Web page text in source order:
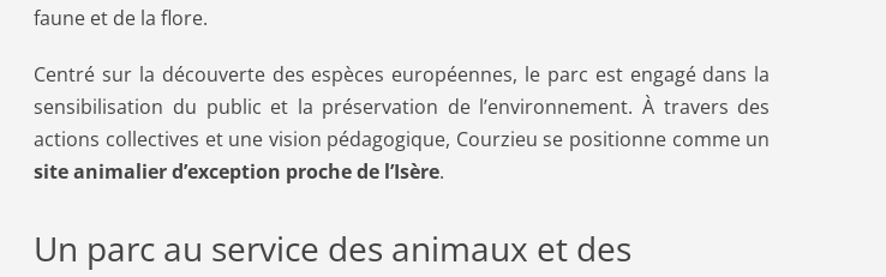
faune et de la flore.
Centré sur la découverte des espèces européennes, le parc est engagé dans la
sensibilisation du public et la préservation de l’environnement. À travers des
actions collectives et une vision pédagogique, Courzieu se positionne comme un
site animalier d’exception proche de l’Isère.
Un parc au service des animaux et des